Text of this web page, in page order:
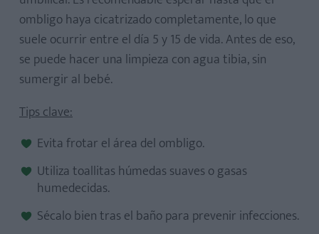
6. Hidratación después del baño: mimos que nutren su
piel
7. Juguetes y descubrimientos: cuando el baño se
convierte en juego
ombligo haya cicatrizado completamente, lo que
suele ocurrir entre el día 5 y 15 de vida. Antes de eso,
se puede hacer una limpieza con agua tibia, sin
sumergir al bebé.
Tips clave:
Evita frotar el área del ombligo.
Utiliza toallitas húmedas suaves o gasas
humedecidas.
Sécalo bien tras el baño para prevenir infecciones.